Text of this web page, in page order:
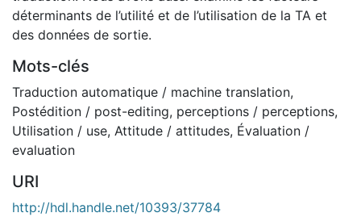
déterminants de l’utilité et de l’utilisation de la TA et
des données de sortie.
Mots-clés
Traduction automatique / machine translation,
Postédition / post-editing, perceptions / perceptions,
Utilisation / use, Attitude / attitudes, Évaluation /
evaluation
URI
http://hdl.handle.net/10393/37784